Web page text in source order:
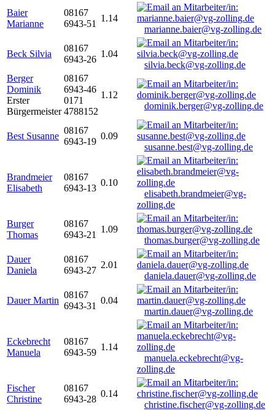
Baier
Marianne
08167
6943-51
1.14
marianne.baier@vg-zolling.de
Beck Silvia
08167
6943-26
1.04
silvia.beck@vg-zolling.de
Berger
Dominik
Erster
Bürgermeister
08167
6943-46
0171
4788152
1.12
dominik.berger@vg-zolling.de
Best Susanne
08167
6943-19
0.09
susanne.best@vg-zolling.de
Brandmeier
Elisabeth
08167
6943-13
0.10
elisabeth.brandmeier@vg-
zolling.de
Burger
Thomas
08167
6943-21
1.09
thomas.burger@vg-zolling.de
Dauer
Daniela
08167
6943-27
2.01
daniela.dauer@vg-zolling.de
Dauer Martin
08167
6943-31
0.04
martin.dauer@vg-zolling.de
Eckebrecht
Manuela
08167
6943-59
1.14
manuela.eckebrecht@vg-
zolling.de
Fischer
Christine
08167
6943-28
0.14
christine.fischer@vg-zolling.de